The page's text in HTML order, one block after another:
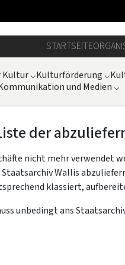
STARTSEITE
Kultur⌵Kulturförderung ⌵
und Medien ⌵
der
nicht mehr verwendet
Wallis
klassiert,
unbedingt ans